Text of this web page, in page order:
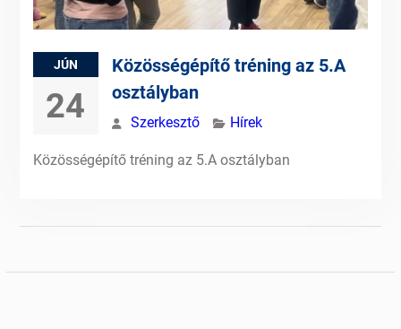
JÚN
24
Közösségépítő tréning az 5.A
osztályban
Szerkesztő Hírek
Közösségépítő tréning az 5.A osztályban